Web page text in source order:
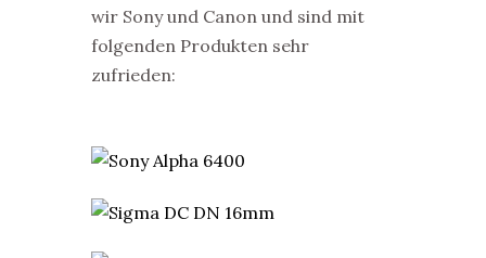
wir Sony und Canon und sind mit
folgenden Produkten sehr
zufrieden: